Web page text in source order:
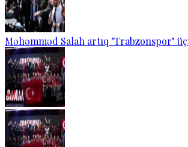
Məhəmməd Salah artıq "Trabzonspor"